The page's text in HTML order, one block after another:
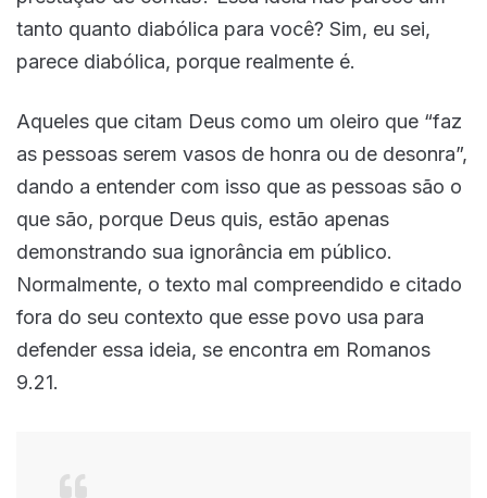
tanto quanto diabólica para você? Sim, eu sei,
parece diabólica, porque realmente é.
Aqueles que citam Deus como um oleiro que “faz
as pessoas serem vasos de honra ou de desonra”,
dando a entender com isso que as pessoas são o
que são, porque Deus quis, estão apenas
demonstrando sua ignorância em público.
Normalmente, o texto mal compreendido e citado
fora do seu contexto que esse povo usa para
defender essa ideia, se encontra em Romanos
9.21.